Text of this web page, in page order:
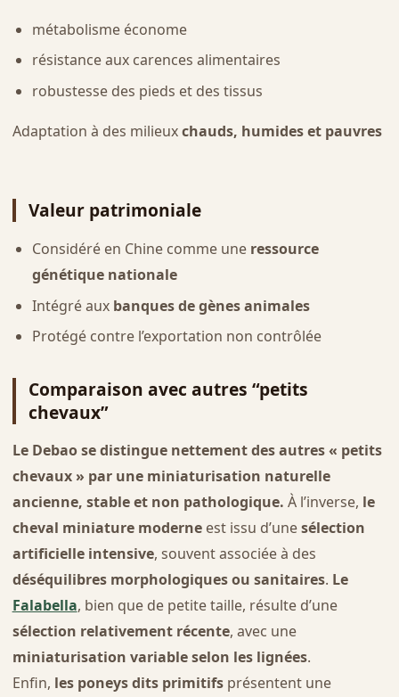
métabolisme économe
résistance aux carences alimentaires
robustesse des pieds et des tissus
Adaptation à des milieuxchauds, humides et pauvres
Valeur patrimoniale
Considéré en Chine comme une ressource
génétique nationale
Intégré aux banques de gènes animales
Protégé contre l’exportation non contrôlée
Comparaison avec autres “petits
chevaux”
Le Debao se distingue nettement des autres « petits
chevaux » par une miniaturisation naturelle
ancienne, stable et non pathologique. À l’inverse, le
cheval miniature moderneest issu d’unesélection
artificielle intensive, souvent associée à des
déséquilibres morphologiques ou sanitaires. Le
Falabella, bien que de petite taille, résulte d’une
sélection relativement récente, avec une
miniaturisation variable selon les lignées.
Enfin, les poneys dits primitifsprésentent une